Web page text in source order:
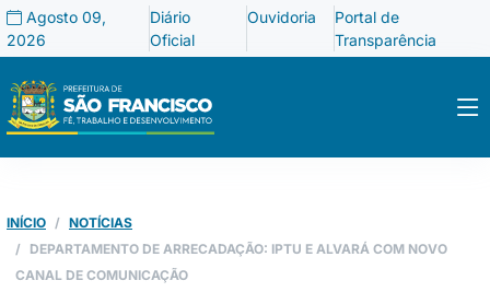
Agosto 09,
2026
Diário
Oficial
Ouvidoria
Portal de
Transparência
INÍCIO
NOTÍCIAS
DEPARTAMENTO DE ARRECADAÇÃO: IPTU E ALVARÁ COM NOVO
CANAL DE COMUNICAÇÃO